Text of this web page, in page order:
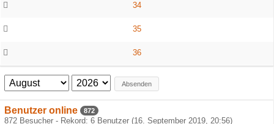
34
35
36
Absenden
Benutzer online 872
872 Besucher - Rekord: 6 Benutzer (16. September 2019, 20:56)